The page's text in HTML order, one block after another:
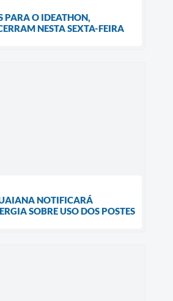
PARA O IDEATHON,
NESTA SEXTA-FEIRA
NOTIFICARÁ
SOBRE USO DOS POSTES